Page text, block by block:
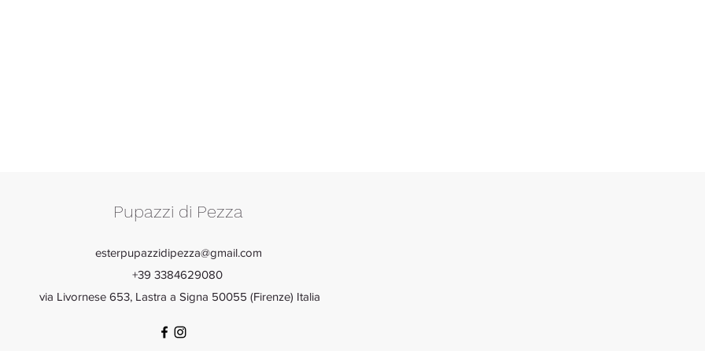
Pupazzi di Pezza
+39 3384629080
esterpupazzidipezza@gmail.com
via Livornese 653, Lastra a Signa 50055 (Firenze) Italia